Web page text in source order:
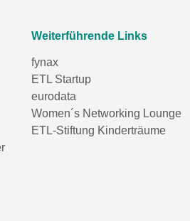
Weiterführende Links
fynax
ETL Startup
eurodata
Women´s Networking Lounge
ETL-Stiftung Kinderträume